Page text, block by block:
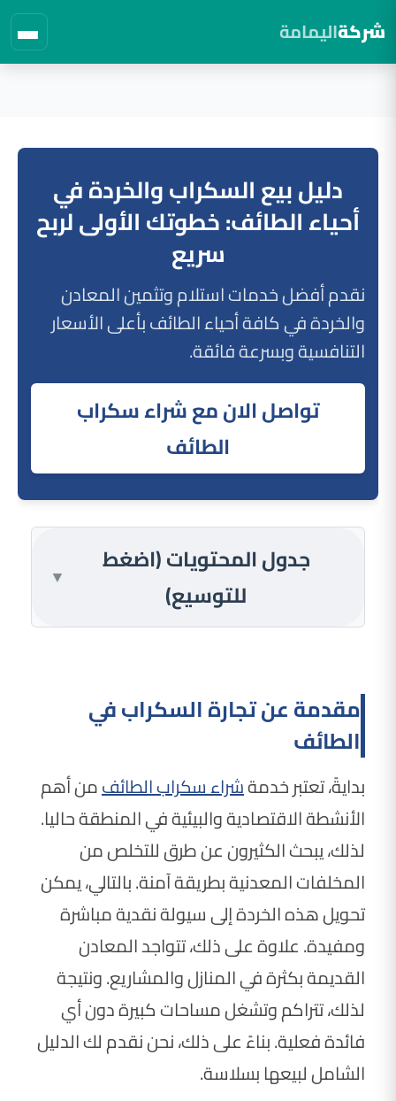
شركةاليمامة
دليل بيع السكراب والخردة في
أحياء الطائف: خطوتك الأولى لربح
سريع
نقدم أفضل خدمات استلام وتثمين المعادن
والخردة في كافة أحياء الطائف بأعلى الأسعار
التنافسية وبسرعة فائقة.
تواصل الان مع شراء سكراب
الطائف
جدول المحتويات (اضغط
للتوسيع)
▼
مقدمة عن تجارة السكراب في
الطائف
بدايةً، تعتبر خدمةشراء سكراب الطائفمن أهم
الأنشطة الاقتصادية والبيئية في المنطقة حاليا.
لذلك، يبحث الكثيرون عن طرق للتخلص من
المخلفات المعدنية بطريقة آمنة. بالتالي، يمكن
تحويل هذه الخردة إلى سيولة نقدية مباشرة
ومفيدة. علاوة على ذلك، تتواجد المعادن
القديمة بكثرة في المنازل والمشاريع. ونتيجة
لذلك، تتراكم وتشغل مساحات كبيرة دون أي
فائدة فعلية. بناءً على ذلك، نحن نقدم لك الدليل
الشامل لبيعها بسلاسة.